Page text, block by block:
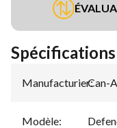
Spécifications
Manufacturier:
Can-
Modèle: